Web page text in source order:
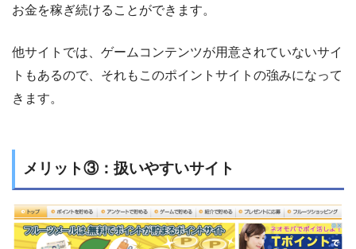
お金を稼ぎ続けることができます。
他サイトでは、ゲームコンテンツが用意されていないサイ
トもあるので、それもこのポイントサイトの強みになって
きます。
メリット③：扱いやすいサイト